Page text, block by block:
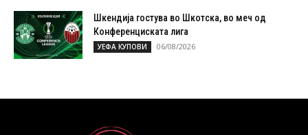
Шкендија гостува во Шкотска, во меч од
Конференциската лига
УЕФА КУПОВИ 06/08/2026